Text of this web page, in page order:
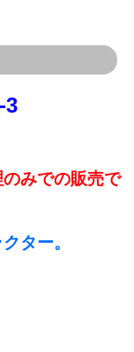
みでの販売で
ター。